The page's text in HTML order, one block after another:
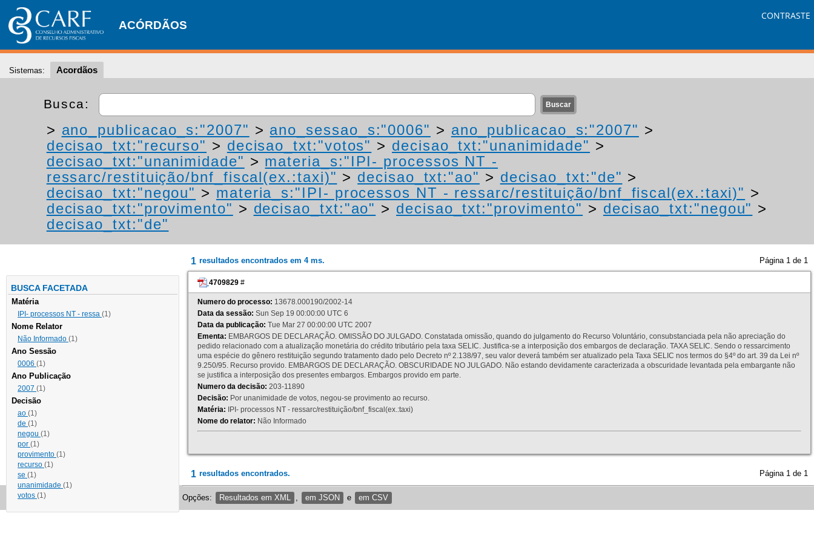
ACÓRDÃOS
CONTRASTE
Sistemas: Acordãos
Busca:
> ano_publicacao_s:"2007" > ano_sessao_s:"0006" > ano_publicacao_s:"2007" >
decisao_txt:"recurso" > decisao_txt:"votos" > decisao_txt:"unanimidade" >
decisao_txt:"unanimidade" > materia_s:"IPI- processos NT -
ressarc/restituição/bnf_fiscal(ex.:taxi)" > decisao_txt:"ao" > decisao_txt:"de" >
decisao_txt:"negou" > materia_s:"IPI- processos NT - ressarc/restituição/bnf_fiscal(ex.:taxi)" >
decisao_txt:"provimento" > decisao_txt:"ao" > decisao_txt:"provimento" > decisao_txt:"negou" >
decisao_txt:"de"
BUSCA FACETADA
Matéria
IPI- processos NT - ressa (1)
Nome Relator
Não Informado (1)
Ano Sessão
0006 (1)
Ano Publicação
2007 (1)
Decisão
ao (1)
de (1)
negou (1)
por (1)
provimento (1)
recurso (1)
se (1)
unanimidade (1)
votos (1)
1 resultados encontrados em 4 ms. Página 1 de 1
4709829 #
Numero do processo: 13678.000190/2002-14
Data da sessão: Sun Sep 19 00:00:00 UTC 6
Data da publicação: Tue Mar 27 00:00:00 UTC 2007
Ementa: EMBARGOS DE DECLARAÇÃO. OMISSÃO DO JULGADO. Constatada omissão, quando do julgamento do Recurso Voluntário, consubstanciada pela não apreciação do
pedido relacionado com a atualização monetária do crédito tributário pela taxa SELIC. Justifica-se a interposição dos embargos de declaração. TAXA SELIC. Sendo o ressarcimento
uma espécie do gênero restituição segundo tratamento dado pelo Decreto nº 2.138/97, seu valor deverá também ser atualizado pela Taxa SELIC nos termos do §4º do art. 39 da Lei nº
9.250/95. Recurso provido. EMBARGOS DE DECLARAÇÃO. OBSCURIDADE NO JULGADO. Não estando devidamente caracterizada a obscuridade levantada pela embargante não
se justifica a interposição dos presentes embargos. Embargos provido em parte.
Numero da decisão: 203-11890
Decisão: Por unanimidade de votos, negou-se provimento ao recurso.
Matéria: IPI- processos NT - ressarc/restituição/bnf_fiscal(ex.:taxi)
Nome do relator: Não Informado
1 resultados encontrados. Página 1 de 1
Opções: Resultados em XML em JSON e em CSV